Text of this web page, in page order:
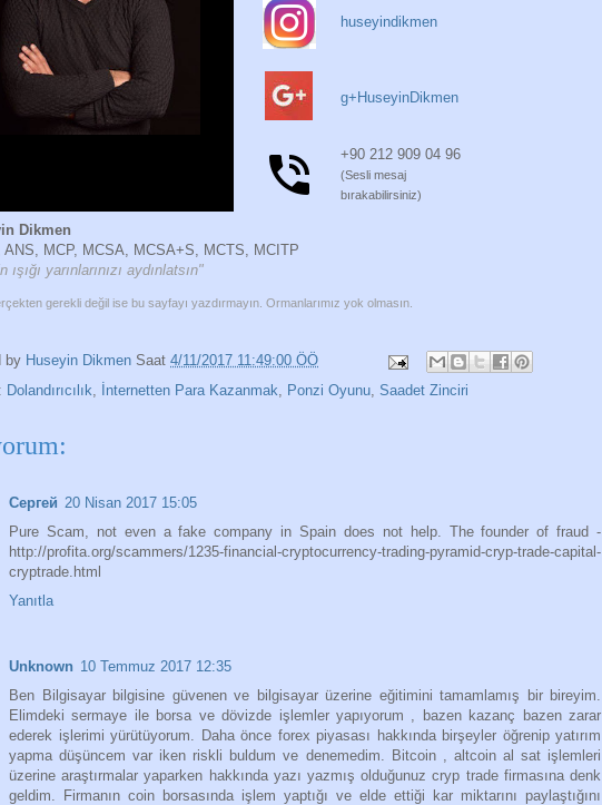
huseyindikmen
g+HuseyinDikmen
+90 212 909 04 96
(Sesli mesaj
bırakabilirsiniz)
Dikmen
ANS, MCP, MCSA, MCSA+S, MCTS, MCITP
ışığı yarınlarınızı aydınlatsın"
gerekli değil ise bu sayfayı yazdırmayın. Ormanlarımız yok olmasın.
by Huseyin Dikmen Saat 4/11/2017 11:49:00 ÖÖ
Dolandırıcılık, İnternetten Para Kazanmak, Ponzi Oyunu, Saadet Zinciri
Сергей 20 Nisan 2017 15:05
Pure Scam, not even a fake company in Spain does not help. The founder of fraud -
http://profita.org/scammers/1235-financial-cryptocurrency-trading-pyramid-cryp-trade-capital-
cryptrade.html
Yanıtla
Unknown 10 Temmuz 2017 12:35
Ben Bilgisayar bilgisine güvenen ve bilgisayar üzerine eğitimini tamamlamış bir bireyim.
Elimdeki sermaye ile borsa ve dövizde işlemler yapıyorum , bazen kazanç bazen zarar
ederek işlerimi yürütüyorum. Daha önce forex piyasası hakkında birşeyler öğrenip yatırım
yapma düşüncem var iken riskli buldum ve denemedim. Bitcoin , altcoin al sat işlemleri
üzerine araştırmalar yaparken hakkında yazı yazmış olduğunuz cryp trade firmasına denk
geldim. Firmanın coin borsasında işlem yaptığı ve elde ettiği kar miktarını paylaştığını